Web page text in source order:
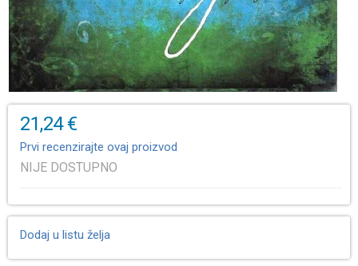
21,24 €
Prvi recenzirajte ovaj proizvod
NIJE DOSTUPNO
Dodaj u listu želja